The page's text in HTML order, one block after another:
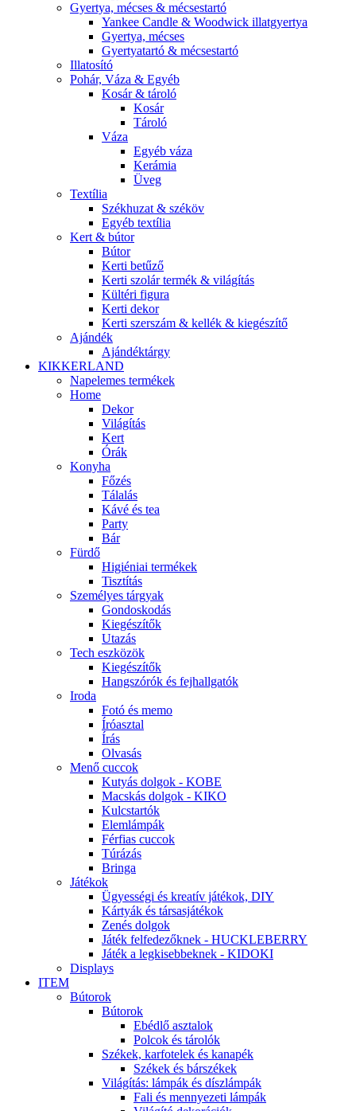
Gyertya, mécses & mécsestartó
Yankee Candle & Woodwick illatgyertya
Gyertya, mécses
Gyertyatartó & mécsestartó
Illatosító
Pohár, Váza & Egyéb
Kosár & tároló
Kosár
Tároló
Váza
Egyéb váza
Kerámia
Üveg
Textília
Székhuzat & széköv
Egyéb textília
Kert & bútor
Bútor
Kerti betűző
Kerti szolár termék & világítás
Kültéri figura
Kerti dekor
Kerti szerszám & kellék & kiegészítő
Ajándék
Ajándéktárgy
KIKKERLAND
Napelemes termékek
Home
Dekor
Világítás
Kert
Órák
Konyha
Főzés
Tálalás
Kávé és tea
Party
Bár
Fürdő
Higiéniai termékek
Tisztítás
Személyes tárgyak
Gondoskodás
Kiegészítők
Utazás
Tech eszközök
Kiegészítők
Hangszórók és fejhallgatók
Iroda
Fotó és memo
Íróasztal
Írás
Olvasás
Menő cuccok
Kutyás dolgok - KOBE
Macskás dolgok - KIKO
Kulcstartók
Elemlámpák
Férfias cuccok
Túrázás
Bringa
Játékok
Ügyességi és kreatív játékok, DIY
Kártyák és társasjátékok
Zenés dolgok
Játék felfedezőknek - HUCKLEBERRY
Játék a legkisebbeknek - KIDOKI
Displays
ITEM
Bútorok
Bútorok
Ebédlő asztalok
Polcok és tárolók
Székek, karfotelek és kanapék
Székek és bárszékek
Világítás: lámpák és díszlámpák
Fali és mennyezeti lámpák